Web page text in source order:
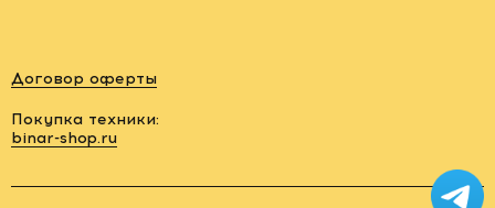
Заказать
Договор оферты
Покупка техники:
binar-shop.ru